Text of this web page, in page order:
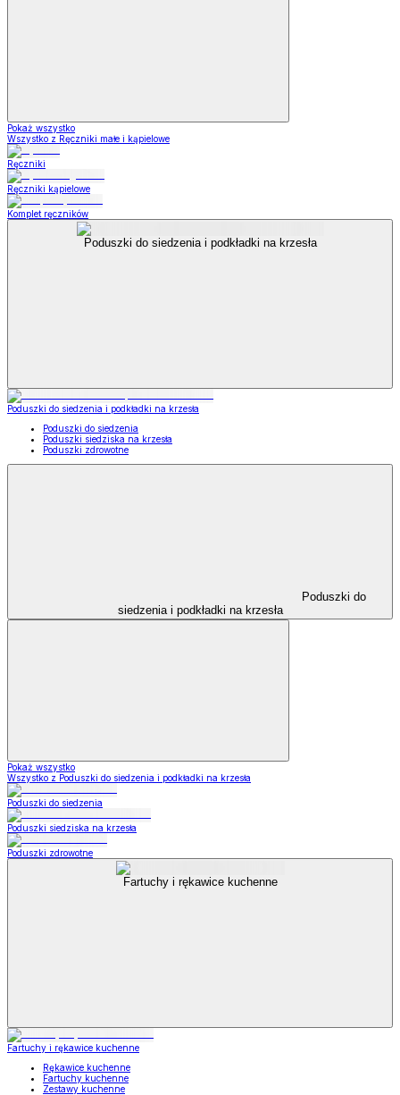
Pokaż wszystko
Wszystko z Ręczniki małe i kąpielowe
Ręczniki
Ręczniki kąpielowe
Komplet ręczników
Poduszki do siedzenia i podkładki na krzesła
Poduszki do siedzenia i podkładki na krzesła
Poduszki do siedzenia
Poduszki siedziska na krzesła
Poduszki zdrowotne
Poduszki do
siedzenia i podkładki na krzesła
Pokaż wszystko
Wszystko z Poduszki do siedzenia i podkładki na krzesła
Poduszki do siedzenia
Poduszki siedziska na krzesła
Poduszki zdrowotne
Fartuchy i rękawice kuchenne
Fartuchy i rękawice kuchenne
Rękawice kuchenne
Fartuchy kuchenne
Zestawy kuchenne